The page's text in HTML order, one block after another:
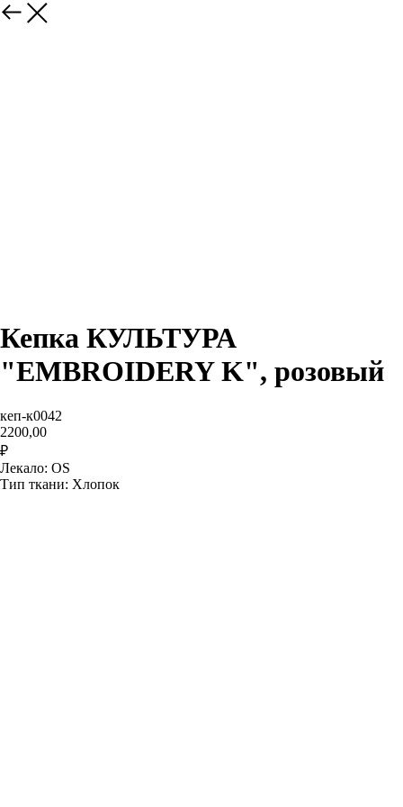
Кепка КУЛЬТУРА
"EMBROIDERY K", розовый
кеп-к0042
2200,00
₽
Лекало: OS
Тип ткани: Хлопок